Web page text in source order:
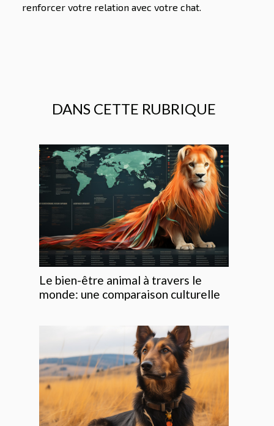
renforcer votre relation avec votre chat.
DANS CETTE RUBRIQUE
Le bien-être animal à travers le
monde: une comparaison culturelle